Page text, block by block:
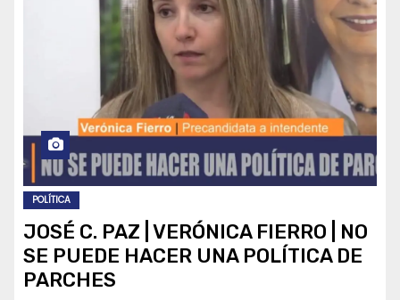
POLÍTICA
JOSÉ C. PAZ | VERÓNICA FIERRO | NO
SE PUEDE HACER UNA POLÍTICA DE
PARCHES